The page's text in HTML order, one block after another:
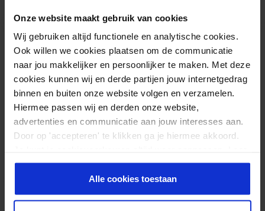
Onze website maakt gebruik van cookies
Wij gebruiken altijd functionele en analytische cookies.
Ook willen we cookies plaatsen om de communicatie
naar jou makkelijker en persoonlijker te maken. Met deze
cookies kunnen wij en derde partijen jouw internetgedrag
binnen en buiten onze website volgen en verzamelen.
Hiermee passen wij en derden onze website,
advertenties en communicatie aan jouw interesses aan.
Door op 'accepteren' te klikken ga je hiermee akkoord.
er meer over in onsprivacy beleid.
Alle cookies toestaan
Schritt 3: